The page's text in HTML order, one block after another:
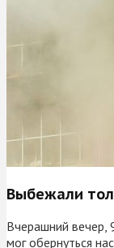
Выбежали
Вчерашний вечер,
мог обернуться